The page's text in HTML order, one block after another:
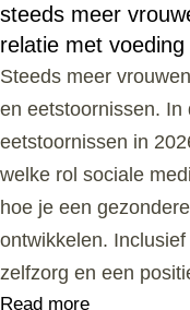
steeds meer
relatie met voeding
Steeds meer
en eetstoornissen. In
eetstoornissen in
welke rol sociale
hoe je een
ontwikkelen.
zelfzorg en een
Read more